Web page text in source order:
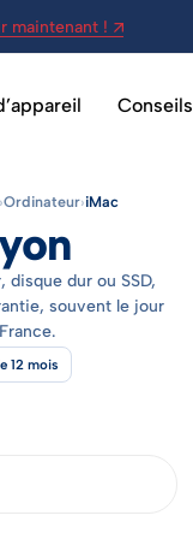
maintenant !
Conseils
›Ordinateur›iMac
dur ou SSD,
souvent le jour
12 mois